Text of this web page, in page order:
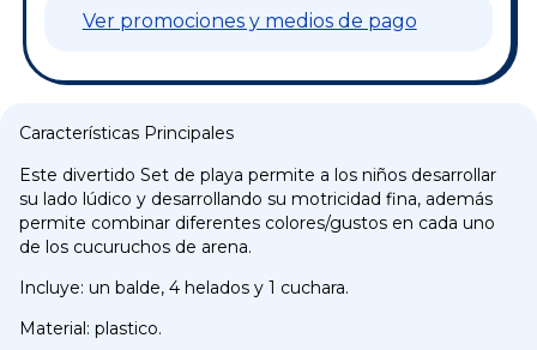
Ver promociones y medios de pago
Características Principales
Este divertido Set de playa permite a los niños desarrollar
su lado lúdico y desarrollando su motricidad fina, además
permite combinar diferentes colores/gustos en cada uno
de los cucuruchos de arena.
Incluye: un balde, 4 helados y 1 cuchara.
Material: plastico.